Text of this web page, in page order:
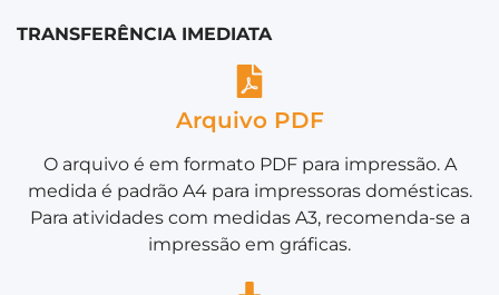
TRANSFERÊNCIA IMEDIATA
Arquivo PDF
O arquivo é em formato PDF para impressão. A
medida é padrão A4 para impressoras domésticas.
Para atividades com medidas A3, recomenda-se a
impressão em gráficas.